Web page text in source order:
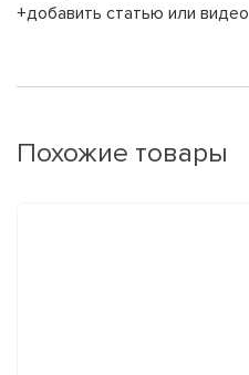
+добавить статью или видео
Похожие товары